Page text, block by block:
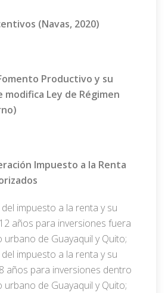
(Navas, 2020)
Productivo y su
Ley de Régimen
Impuesto a la Renta
impuesto a la renta y su
años para inversiones fuera
urbano de Guayaquil y Quito;
impuesto a la renta y su
años para inversiones dentro
urbano de Guayaquil y Quito;